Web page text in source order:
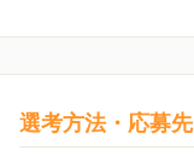
選考方法・応募先